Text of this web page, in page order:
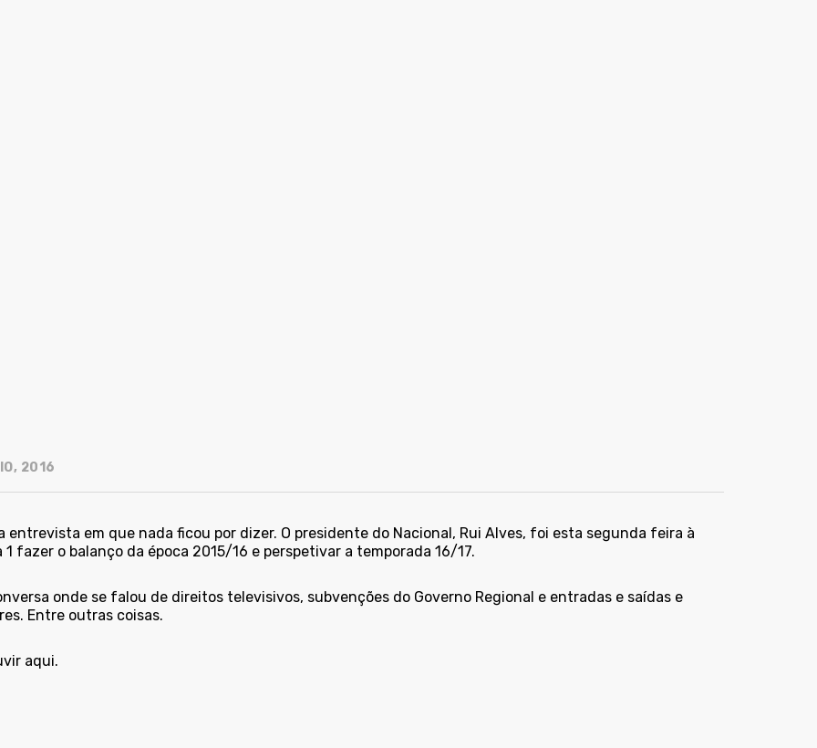
2016
entrevista em que nada ficou por dizer. O presidente do Nacional, Rui Alves, foi esta segunda feira à
1 fazer o balanço da época 2015/16 e perspetivar a temporada 16/17.
onde se falou de direitos televisivos, subvenções do Governo Regional e entradas e saídas e
Entre outras coisas.
aqui.